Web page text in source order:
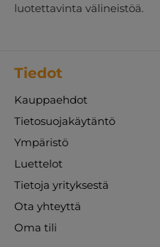
luotettavinta välineistöä.
Tiedot
Kauppaehdot
Tietosuojakäytäntö
Ympäristö
Luettelot
Tietoja yrityksestä
Ota yhteyttä
Oma tili